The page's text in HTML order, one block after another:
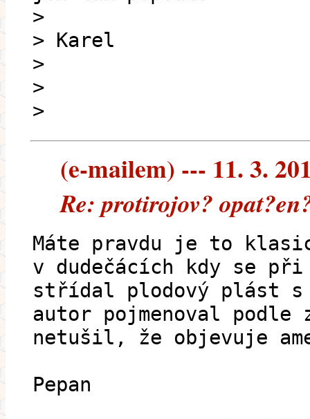
>
> Karel
>
>
>
(e-mailem) --- 11. 3.
Re: protirojov?
Máte pravdu je to
v dudečácích kdy se při
střídal plodový plást s
autor pojmenoval podle
netušil, že objevuje
Pepan